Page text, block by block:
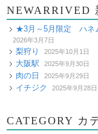
NEWARRIVED
★3月～5月限定 ハネ
2026年3月7日
梨狩り 2025年10月1日
大阪駅 2025年9月30日
肉の日 2025年9月29日
イチジク 2025年9月28日
CATEGORY カ